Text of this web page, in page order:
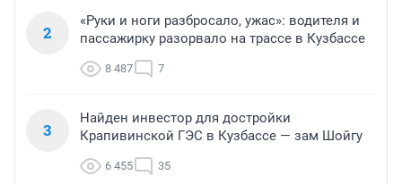
2
«Руки и ноги разбросало, ужас»: водителя и
пассажирку разорвало на трассе в Кузбассе
8 487 7
3
Найден инвестор для достройки
Крапивинской ГЭС в Кузбассе — зам Шойгу
6 455 35